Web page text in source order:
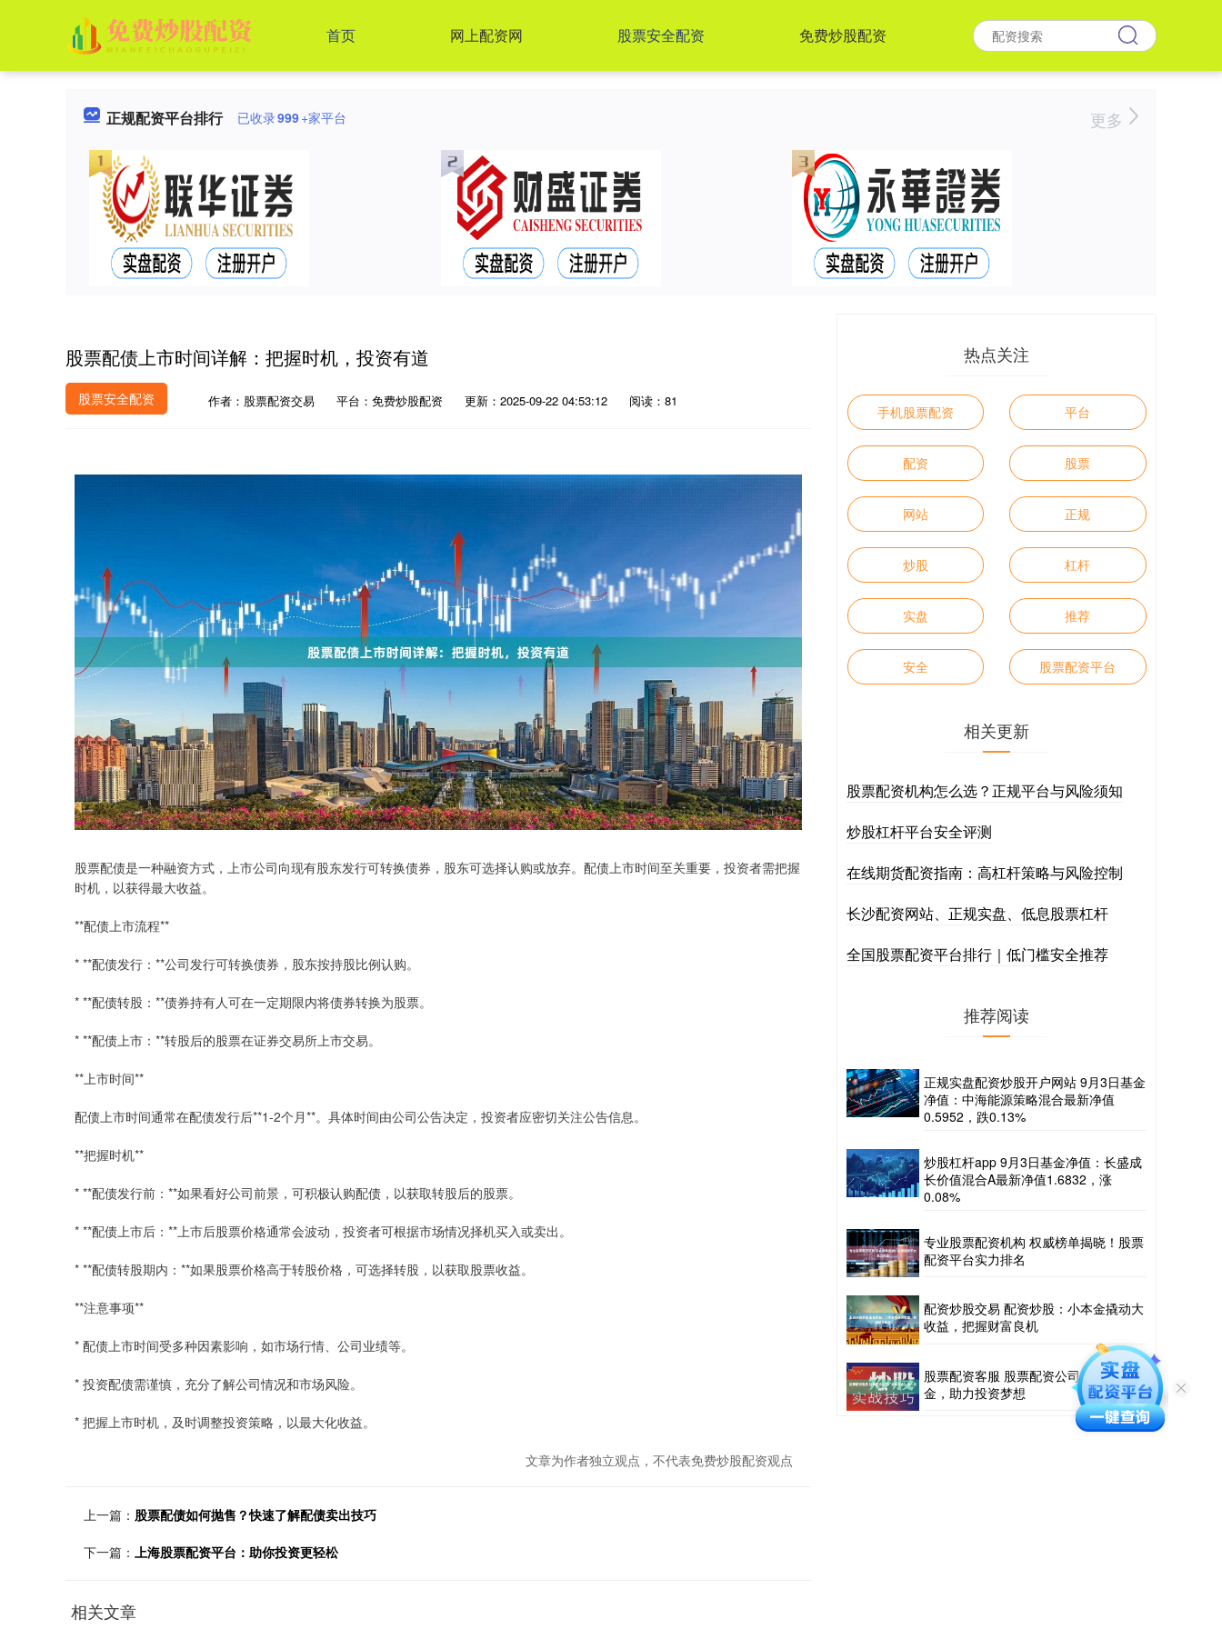
首页 网上配资网 股票安全配资 免费炒股配资
正规配资平台排行 已收录999+家平台 更多
股票配债上市时间详解：把握时机，投资有道
股票安全配资 作者：股票配资交易 平台：免费炒股配资 更新：2025-09-22 04:53:12 阅读：81
股票配债是一种融资方式，上市公司向现有股东发行可转换债券，股东可选择认购或放弃。配债上市时间至关重要，投资者需把握
时机，以获得最大收益。
**配债上市流程**
* **配债发行：**公司发行可转换债券，股东按持股比例认购。
* **配债转股：**债券持有人可在一定期限内将债券转换为股票。
* **配债上市：**转股后的股票在证券交易所上市交易。
**上市时间**
配债上市时间通常在配债发行后**1-2个月**。具体时间由公司公告决定，投资者应密切关注公告信息。
**把握时机**
* **配债发行前：**如果看好公司前景，可积极认购配债，以获取转股后的股票。
* **配债上市后：**上市后股票价格通常会波动，投资者可根据市场情况择机买入或卖出。
* **配债转股期内：**如果股票价格高于转股价格，可选择转股，以获取股票收益。
**注意事项**
* 配债上市时间受多种因素影响，如市场行情、公司业绩等。
* 投资配债需谨慎，充分了解公司情况和市场风险。
* 把握上市时机，及时调整投资策略，以最大化收益。
文章为作者独立观点，不代表免费炒股配资观点
上一篇： 股票配债如何抛售？快速了解配债卖出技巧
下一篇： 上海股票配资平台：助你投资更轻松
相关文章
热点关注
手机股票配资 平台
配资 股票
网站 正规
炒股 杠杆
实盘 推荐
安全 股票配资平台
相关更新
股票配资机构怎么选？正规平台与风险须知
炒股杠杆平台安全评测
在线期货配资指南：高杠杆策略与风险控制
长沙配资网站、正规实盘、低息股票杠杆
全国股票配资平台排行｜低门槛安全推荐
推荐阅读
正规实盘配资炒股开户网站 9月3日基金
净值：中海能源策略混合最新净值
0.5952，跌0.13%
炒股杠杆app 9月3日基金净值：长盛成
长价值混合A最新净值1.6832，涨
0.08%
专业股票配资机构 权威榜单揭晓！股票
配资平台实力排名
配资炒股交易 配资炒股：小本金撬动大
收益，把握财富良机
股票配资客服 股票配资公司：解锁资
金，助力投资梦想